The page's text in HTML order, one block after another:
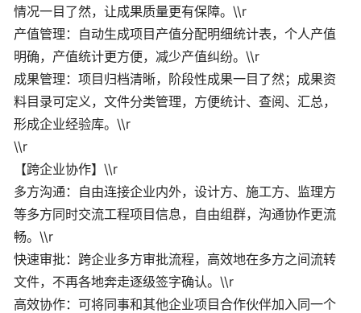
情况一目了然，让成果质量更有保障。\\r
产值管理：自动生成项目产值分配明细统计表，个人产值
明确，产值统计更方便，减少产值纠纷。\\r
成果管理：项目归档清晰，阶段性成果一目了然；成果资
料目录可定义，文件分类管理，方便统计、查阅、汇总，
形成企业经验库。\\r
\\r
【跨企业协作】\\r
多方沟通：自由连接企业内外，设计方、施工方、监理方
等多方同时交流工程项目信息，自由组群，沟通协作更流
畅。\\r
快速审批：跨企业多方审批流程，高效地在多方之间流转
文件，不再各地奔走逐级签字确认。\\r
高效协作：可将同事和其他企业项目合作伙伴加入同一个